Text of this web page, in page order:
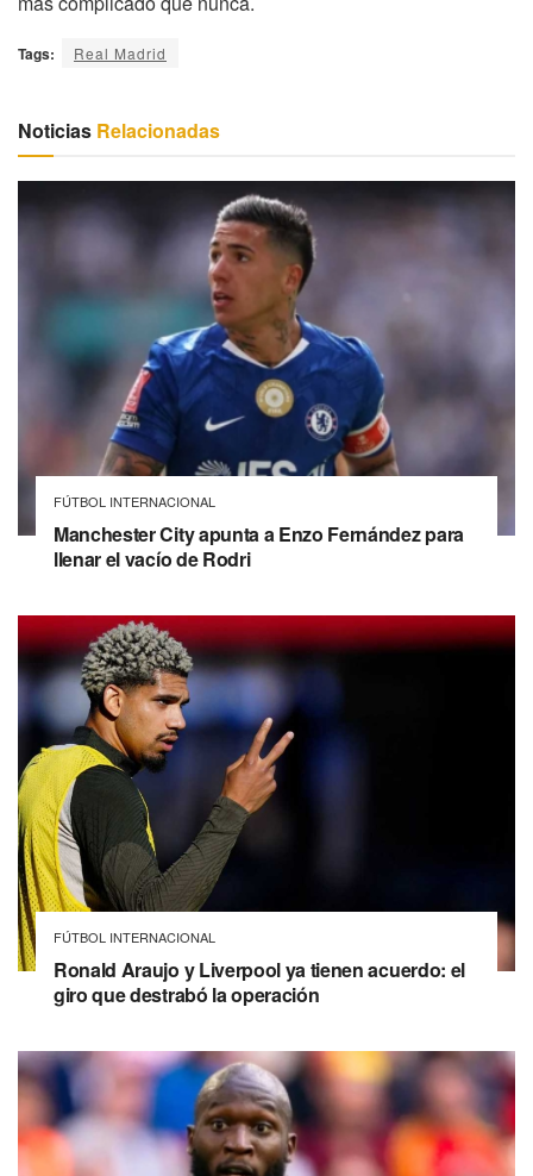
Tags: Real Madrid
Noticias Relacionadas
FÚTBOL INTERNACIONAL
Manchester City apunta a Enzo Fernández para
llenar el vacío de Rodri
FÚTBOL INTERNACIONAL
Ronald Araujo y Liverpool ya tienen acuerdo: el
giro que destrabó la operación